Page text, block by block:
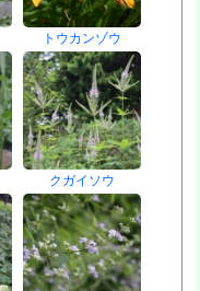
トウカンゾウ
クガイソウ